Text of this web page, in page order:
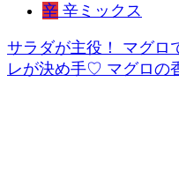
辛 辛ミックス
サラダが主役！ マグロ
レが決め手♡ マグロの